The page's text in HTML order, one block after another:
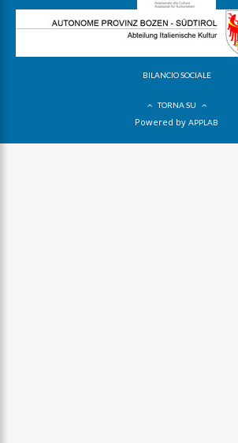
BILANCIO SOCIALE
TORNA SU
Powered by APPLAB